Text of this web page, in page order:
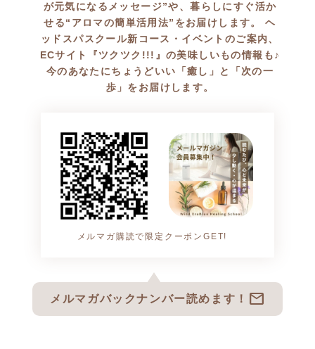
が元気になるメッセージ”や、暮らしにすぐ活か
せる“アロマの簡単活用法”をお届けします。 ヘ
ッドスパスクール新コース・イベントのご案内、
ECサイト『ツクツク!!!』の美味しいもの情報も♪
今のあなたにちょうどいい「癒し」と「次の一
歩」をお届けします。
メルマガ購読で限定クーポンGET!
メルマガバックナンバー読めます！ mail